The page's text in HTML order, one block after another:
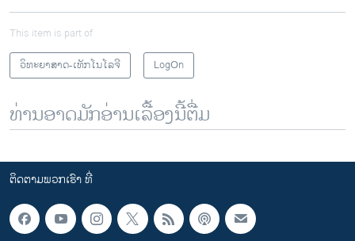
This item is part of
ວິທະຍາສາດ-ເທັກໂນໂລຈີ
LogOn
ທ່ານອາດມັກອ່ານເລື້ອງນີ້ຕື່ມ
ຕິດຕາມພວກເຮົາ ທີ່